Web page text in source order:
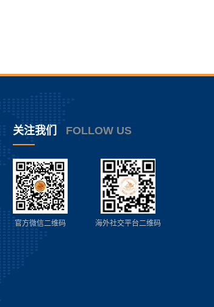
关注我们 FOLLOW US
官方微信二维码 海外社交平台二维码